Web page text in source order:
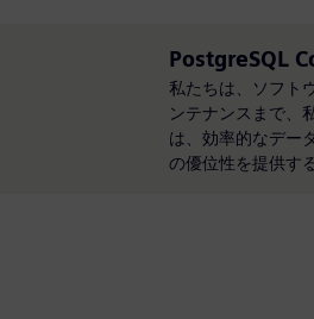
PostgreSQL
私たちは、ソフト
ンテナンスまで、
は、効率的なデー
の優位性を提供す